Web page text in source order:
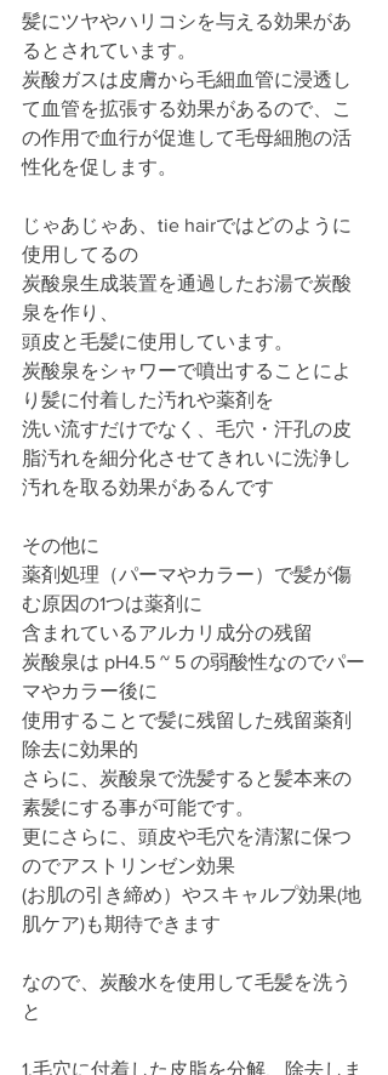
髪にツヤやハリコシを与える効果があ
るとされています。
炭酸ガスは皮膚から毛細血管に浸透し
て血管を拡張する効果があるので、こ
の作用で血行が促進して毛母細胞の活
性化を促します。
じゃあじゃあ、tie hairではどのように
使用してるの
炭酸泉生成装置を通過したお湯で炭酸
泉を作り、
頭皮と毛髪に使用しています。
炭酸泉をシャワーで噴出することによ
り髪に付着した汚れや薬剤を
洗い流すだけでなく、毛穴・汗孔の皮
脂汚れを細分化させてきれいに洗浄し
汚れを取る効果があるんです
その他に
薬剤処理（パーマやカラー）で髪が傷
む原因の1つは薬剤に
含まれているアルカリ成分の残留
炭酸泉は pH4.5 ~ 5 の弱酸性なのでパー
マやカラー後に
使用することで髪に残留した残留薬剤
除去に効果的
さらに、炭酸泉で洗髪すると髪本来の
素髪にする事が可能です。
更にさらに、頭皮や毛穴を清潔に保つ
のでアストリンゼン効果
(お肌の引き締め）やスキャルプ効果(地
肌ケア)も期待できます
なので、炭酸水を使用して毛髪を洗う
と
1.毛穴に付着した皮脂を分解、除去しま